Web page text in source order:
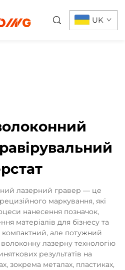
UK
лазерний гравер — це
маркування, які
нанесення позначок,
матеріалів для бізнесу та
компактний, але потужний
лазерну технологію
результатів на
зокрема металах, пластиках,